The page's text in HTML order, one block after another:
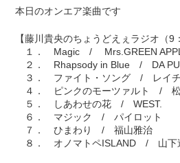
本日のオンエア楽曲です
【藤川貴央のちょうどえぇラジオ（9
１． Magic / Mrs.GREEN
２． Rhapsody in Blue / DA
３． ファイト・ソング / レイチ
４． ピンクのモーツァルト / 松
５． しあわせの花 / WEST.
６． マジック / パイロット
７． ひまわり / 福山雅治
８． オノマトペISLAND / 山下